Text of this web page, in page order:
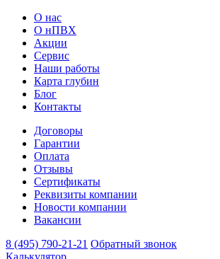
О нас
О нПВХ
Акции
Сервис
Наши работы
Карта глубин
Блог
Контакты
Договоры
Гарантии
Оплата
Отзывы
Сертификаты
Реквизиты компании
Новости компании
Вакансии
8 (495) 790-21-21 Обратный звонок
Калькулятор